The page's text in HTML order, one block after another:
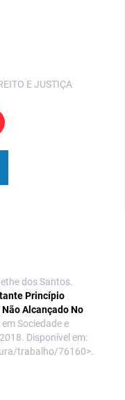
E JUSTIÇA
dos Santos.
Princípio
Alcançado No
Sociedade e
Disponível em:
trabalho/76160>.